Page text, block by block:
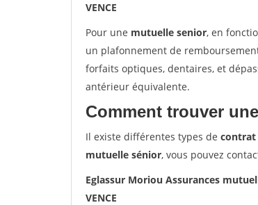
VENCE
Pour une mutuelle senior, en
un plafonnement de
forfaits optiques, dentaires, et
antérieur équivalente.
Comment trouver
Il existe différentes types de contrat
mutuelle sénior, vous pouvez
Eglassur Moriou Assurances
VENCE